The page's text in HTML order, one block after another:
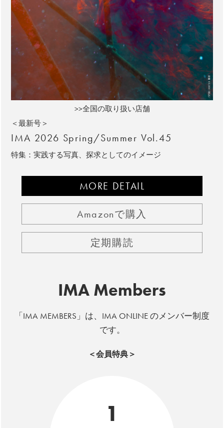
>>全国の取り扱い店舗
＜最新号＞
IMA 2026 Spring/Summer Vol.45
特集：実践する写真、探求としてのイメージ
MORE DETAIL
Amazonで購入
定期購読
IMA Members
「IMA MEMBERS」は、IMA ONLINE のメンバー制度
です。
＜会員特典＞
1